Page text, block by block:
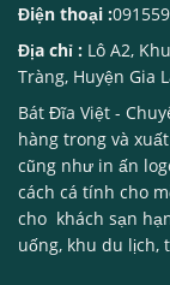
Điện thoại :
Địa chỉ : Lô A2,
Tràng, Huyện Gia
Bát Đĩa Việt -
hàng trong và
cũng như in ấn
cách cá tính cho
cho khách sạn
uống, khu du lịch,